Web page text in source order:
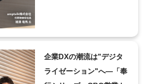
企業DXの潮流は"デジタ
ライゼーション"へ―「奉